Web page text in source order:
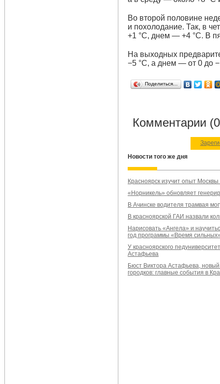
Во второй половине
и похолодание. Так, в
+1 °C, днем — +4 °C. В
На выходных
−5 °C, а днем — от 0 до
Поделиться…
Комментарии
Новости того же дня
Красноярск изучит опыт
«Норникель» обновляет
В Ачинске водителя трамвая
В красноярской ГАИ назвали
Нарисовать «Ангела» и
год программы «Время
У красноярского
Астафьева
Бюст Виктора Астафьева,
городков: главные события в